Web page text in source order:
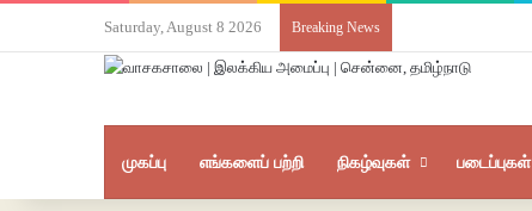
Saturday, August 8 2026 Breaking News
முகப்பு எங்களைப் பற்றி நிகழ்வுகள் படைப்புகள்